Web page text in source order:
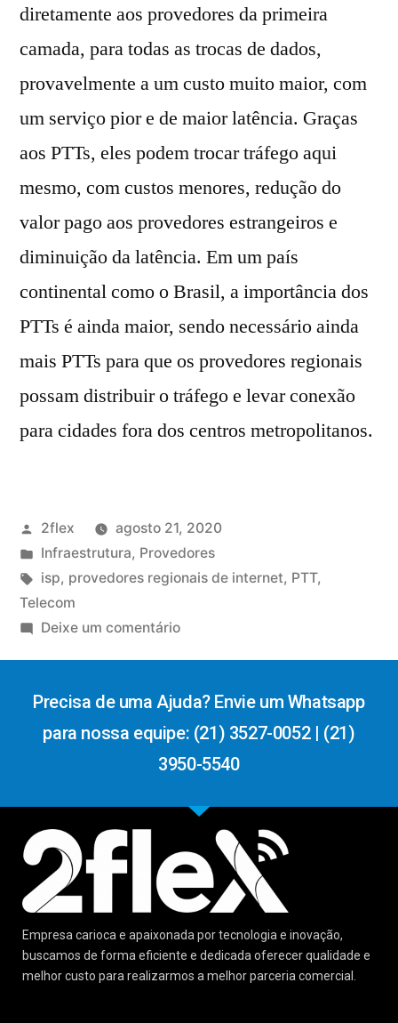
diretamente aos provedores da primeira
camada, para todas as trocas de dados,
provavelmente a um custo muito maior, com
um serviço pior e de maior latência. Graças
aos PTTs, eles podem trocar tráfego aqui
mesmo, com custos menores, redução do
valor pago aos provedores estrangeiros e
diminuição da latência. Em um país
continental como o Brasil, a importância dos
PTTs é ainda maior, sendo necessário ainda
mais PTTs para que os provedores regionais
possam distribuir o tráfego e levar conexão
para cidades fora dos centros metropolitanos.
2flex
agosto 21, 2020
Infraestrutura, Provedores
isp, provedores regionais de internet, PTT,
Telecom
Deixe um comentário
Precisa de uma Ajuda? Envie um Whatsapp
para nossa equipe: (21) 3527-0052 | (21)
3950-5540
Empresa carioca e apaixonada por tecnologia e inovação,
buscamos de forma eficiente e dedicada oferecer qualidade e
melhor custo para realizarmos a melhor parceria comercial.